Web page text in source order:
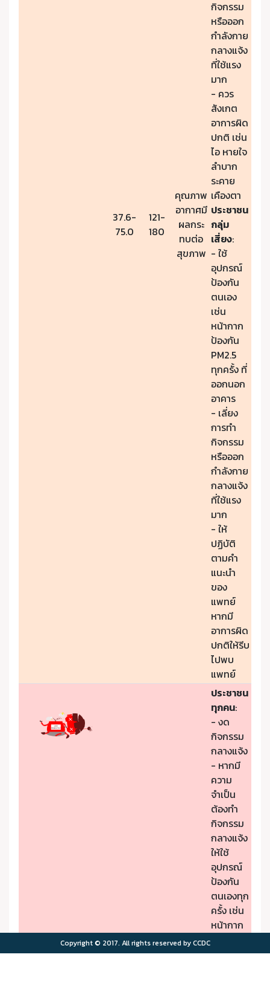
37.6-
75.0
121-
180
คุณภาพ
อากาศมี
ผลกระ
ทบต่อ
สุขภาพ
กิจกรรม
หรือออก
กำลังกาย
กลางแจ้ง
ที่ใช้แรง
มาก
- ควร
สังเกต
อาการผิด
ปกติ เช่น
ไอ หายใจ
ลำบาก
ระคาย
เคืองตา
ประชาชน
กลุ่ม
เสี่ยง:
- ใช้
อุปกรณ์
ป้องกัน
ตนเอง
เช่น
หน้ากาก
ป้องกัน
PM2.5
ทุกครั้ง ที่
ออกนอก
อาคาร
- เลี่ยง
การทำ
กิจกรรม
หรือออก
กำลังกาย
กลางแจ้ง
ที่ใช้แรง
มาก
- ให้
ปฏิบัติ
ตามคำ
แนะนำ
ของ
แพทย์
หากมี
อาการผิด
ปกติให้รีบ
ไปพบ
แพทย์
ประชาชน
ทุกคน:
- งด
กิจกรรม
กลางแจ้ง
- หากมี
ความ
จำเป็น
ต้องทำ
กิจกรรม
กลางแจ้ง
ให้ใช้
อุปกรณ์
ป้องกัน
ตนเองทุก
ครั้ง เช่น
หน้ากาก
PM2.5
Copyright © 2017. All rights reserved by CCDC